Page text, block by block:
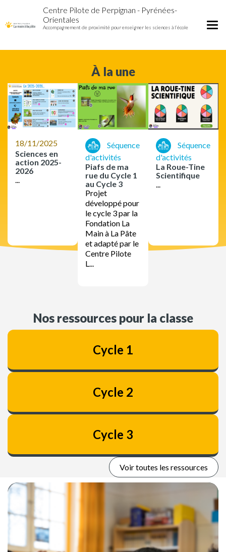
pilote
contenu
Centre Pilote de Perpignan - Pyrénées-
Orientales
Accompagnement de proximité pour enseigner les sciences à l’école
À la une
18/11/2025
Sciences en
action 2025-
2026
...
Séquence
d'activités
Piafs de ma
rue du Cycle 1
au Cycle 3
Projet
développé pour
le cycle 3 par la
Fondation La
Main à La Pâte
et adapté par le
Centre Pilote
L...
Séquence
d'activités
La Roue-Tine
Scientifique
...
Nos ressources pour la classe
Cycle 1
Cycle 2
Cycle 3
Voir toutes les ressources